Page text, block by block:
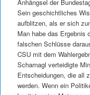
Anhängsel der
Sein geschichtliches
aufblitzen, als er sich
Man habe das Ergebnis
falschen Schlüsse
CSU mit dem
Scharnagl verteidigte
Entscheidungen, die all
werden. Wenn ein